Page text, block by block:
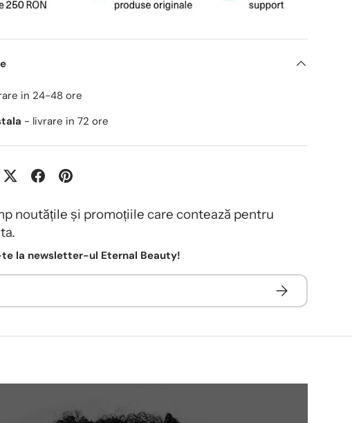
in 24-48 ore
- livrare in 72 ore
noutățile și promoțiile care contează pentru
la newsletter-ul Eternal Beauty!